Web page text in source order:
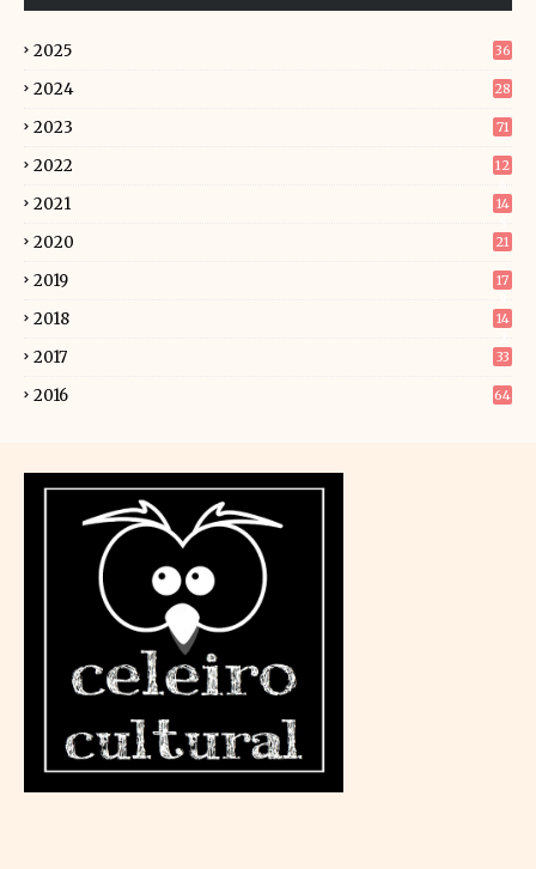
2025 36
2024 28
2023 71
2022
12
2021
14
2020 21
2019
17
2018
14
2017 33
2016 64